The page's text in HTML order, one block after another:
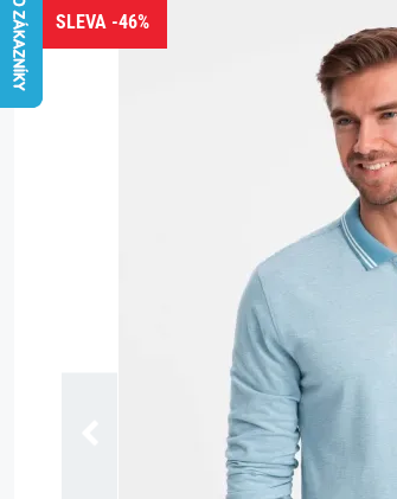
SLEVA -46%